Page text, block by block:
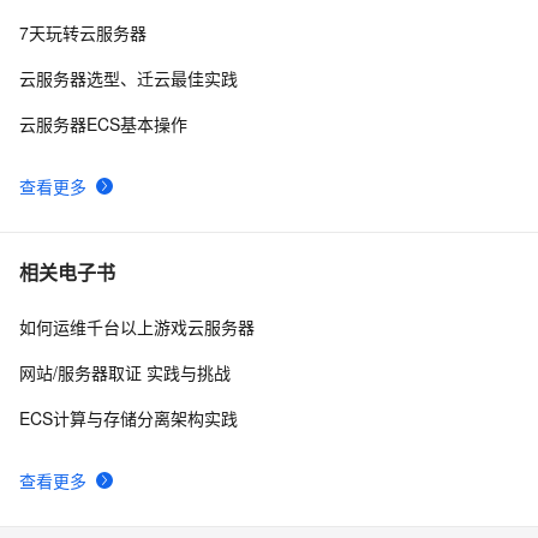
10ECS迁移问题之ECS往本地迁移如何解决
查看更多
7天玩转云服务器
云服务器选型、迁云最佳实践
云服务器ECS基本操作
相关电子书
查看更多
如何运维千台以上游戏云服务器
网站/服务器取证 实践与挑战
ECS计算与存储分离架构实践